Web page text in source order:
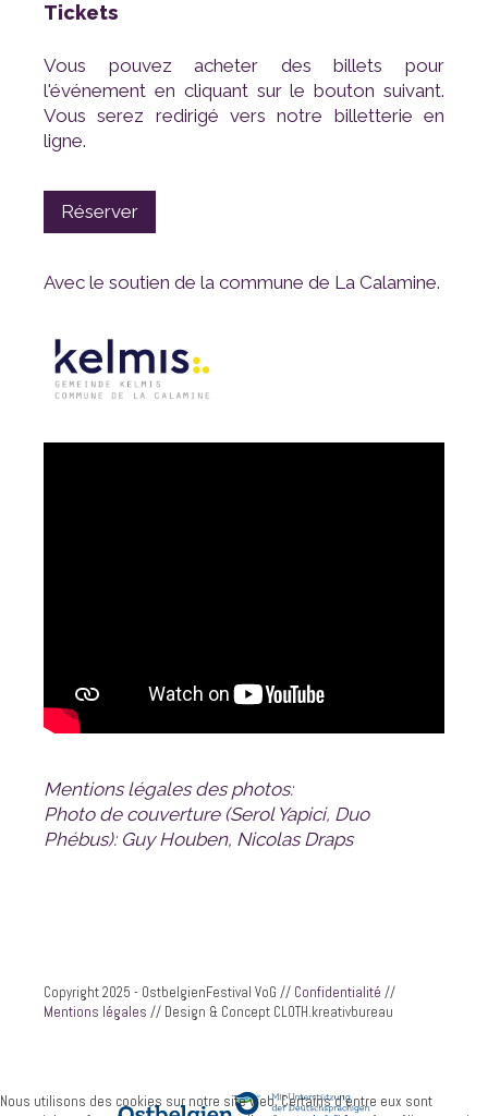
Tickets
ligne.
Réserver
Avec le soutien de la commune de La Calamine.
Mentions légales des photos:
Phébus): Guy Houben, Nicolas Draps
Copyright 2025 - OstbelgienFestival VoG // Confidentialité //
Mentions légales // Design & Concept CLOTH.kreativbureau